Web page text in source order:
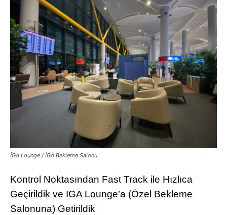
İGA Lounge / İGA Bekleme Salonu
Kontrol Noktasından Fast Track ile Hızlıca
Geçirildik ve IGA Lounge’a (Özel Bekleme
Salonuna) Getirildik